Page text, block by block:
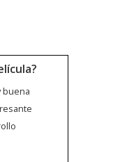
buena